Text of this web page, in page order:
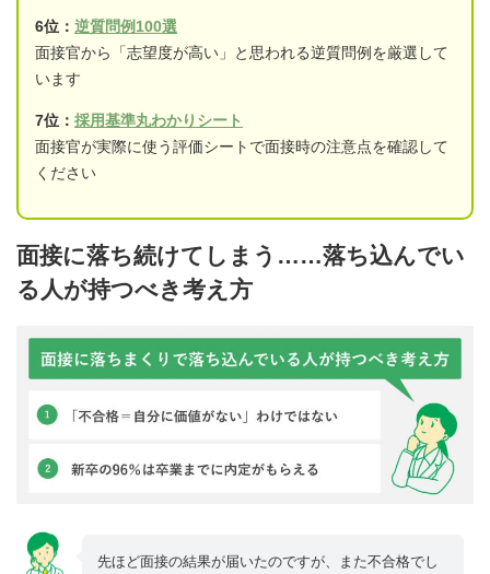
6位： 逆質問例100選
面接官から「志望度が高い」と思われる逆質問例を厳選して
います
7位： 採用基準丸わかりシート
面接官が実際に使う評価シートで面接時の注意点を確認して
ください
面接に落ち続けてしまう……落ち込んでい
る人が持つべき考え方
先ほど面接の結果が届いたのですが、また不合格でし